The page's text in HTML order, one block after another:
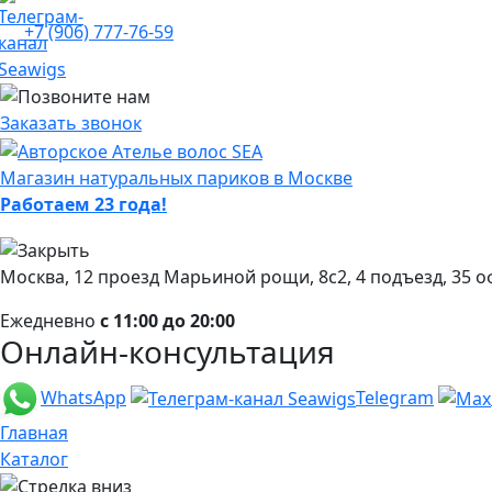
+7 (906) 777-76-59
Заказать звонок
Магазин натуральных париков в Москве
Работаем 23 года!
Москва, 12 проезд Марьиной рощи, 8с2, 4 подъезд, 35
Ежедневно с 11:00 до 20:00
Онлайн-консультация
WhatsApp Telegram
Главная
Каталог